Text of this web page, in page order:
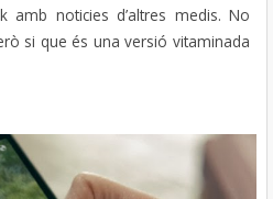
amb noticies d’altres medis. No
si que és una versió vitaminada